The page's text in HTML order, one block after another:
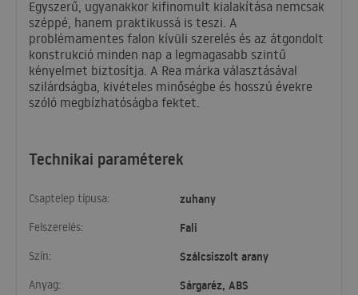
Technikai paraméterek
Csaptelep típusa: zuhany
Felszerelés: Fali
Szín: Szálcsiszolt arany
Anyag: Sárgaréz, ABS
Egyszerű, ugyanakkor kifinomult kialakítása nemcsak
széppé, hanem praktikussá is teszi. A
problémamentes falon kívüli szerelés és az átgondolt
konstrukció minden nap a legmagasabb szintű
kényelmet biztosítja. A Rea márka választásával
szilárdságba, kivételes minőségbe és hosszú évekre
szóló megbízhatóságba fektet.